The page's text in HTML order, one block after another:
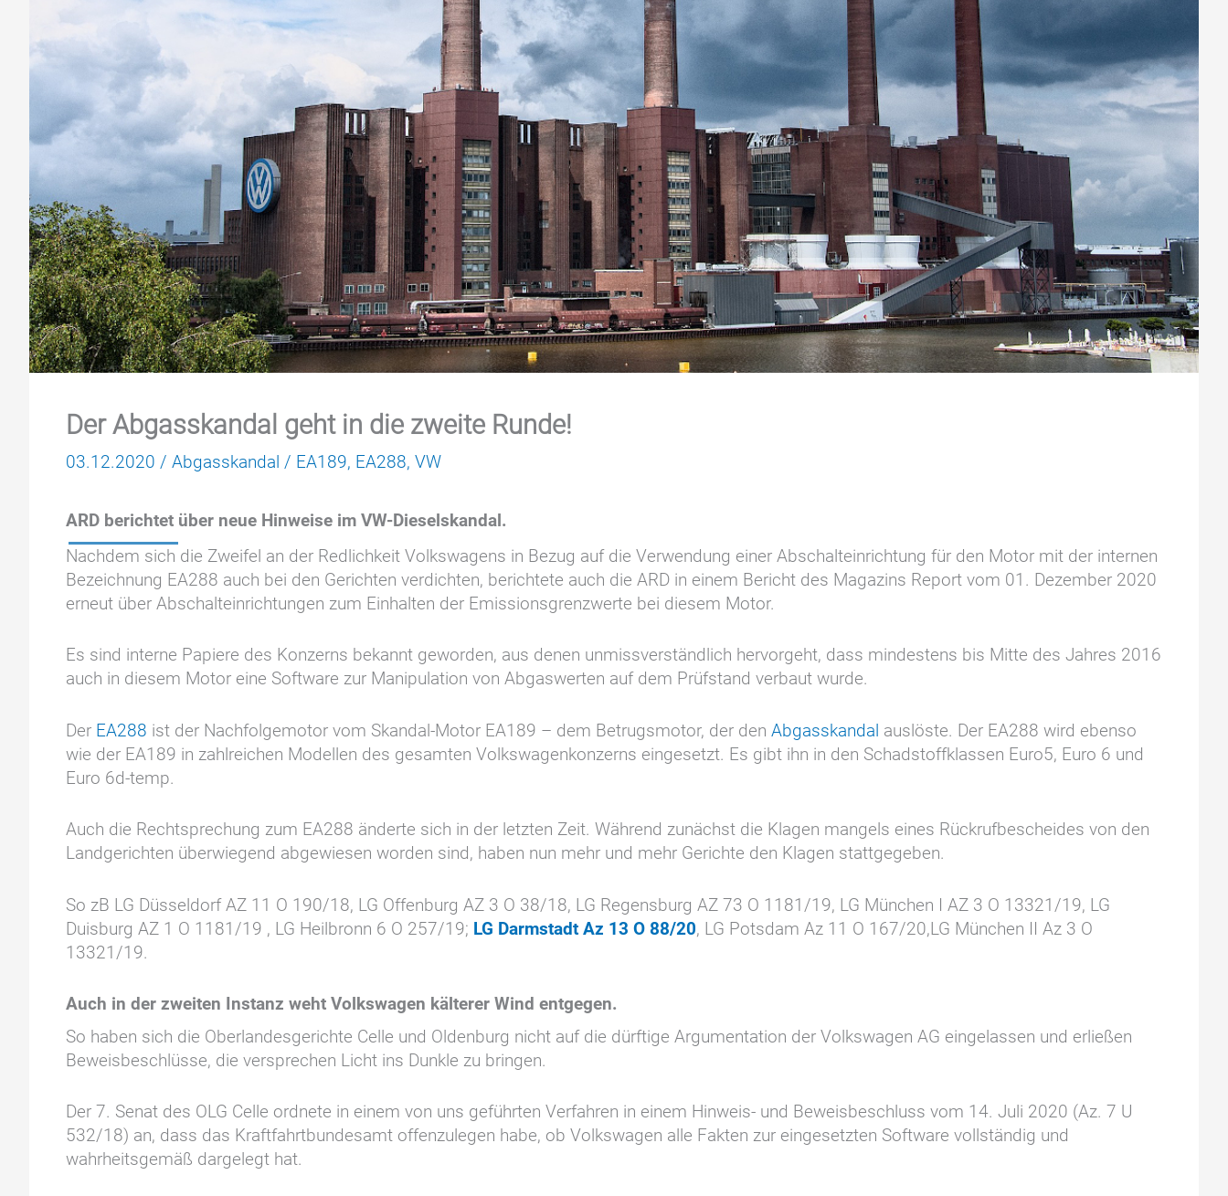
Der Abgasskandal geht in die zweite Runde!
03.12.2020 / Abgasskandal / EA189, EA288, VW
ARD berichtet über neue Hinweise im VW-Dieselskandal.
Nachdem sich die Zweifel an der Redlichkeit Volkswagens in Bezug auf die Verwendung einer Abschalteinrichtung für den Motor mit der internen
Bezeichnung EA288 auch bei den Gerichten verdichten, berichtete auch die ARD in einem Bericht des Magazins Report vom 01. Dezember 2020
erneut über Abschalteinrichtungen zum Einhalten der Emissionsgrenzwerte bei diesem Motor.
Es sind interne Papiere des Konzerns bekannt geworden, aus denen unmissverständlich hervorgeht, dass mindestens bis Mitte des Jahres 2016
auch in diesem Motor eine Software zur Manipulation von Abgaswerten auf dem Prüfstand verbaut wurde.
Der EA288 ist der Nachfolgemotor vom Skandal-Motor EA189 – dem Betrugsmotor, der den Abgasskandal auslöste. Der EA288 wird ebenso
wie der EA189 in zahlreichen Modellen des gesamten Volkswagenkonzerns eingesetzt. Es gibt ihn in den Schadstoffklassen Euro5, Euro 6 und
Euro 6d-temp.
Auch die Rechtsprechung zum EA288 änderte sich in der letzten Zeit. Während zunächst die Klagen mangels eines Rückrufbescheides von den
Landgerichten überwiegend abgewiesen worden sind, haben nun mehr und mehr Gerichte den Klagen stattgegeben.
So zB LG Düsseldorf AZ 11 O 190/18, LG Offenburg AZ 3 O 38/18, LG Regensburg AZ 73 O 1181/19, LG München I AZ 3 O 13321/19, LG
Duisburg AZ 1 O 1181/19 , LG Heilbronn 6 O 257/19; LG Darmstadt Az 13 O 88/20, LG Potsdam Az 11 O 167/20,LG München II Az 3 O
13321/19.
Auch in der zweiten Instanz weht Volkswagen kälterer Wind entgegen.
So haben sich die Oberlandesgerichte Celle und Oldenburg nicht auf die dürftige Argumentation der Volkswagen AG eingelassen und erließen
Beweisbeschlüsse, die versprechen Licht ins Dunkle zu bringen.
Der 7. Senat des OLG Celle ordnete in einem von uns geführten Verfahren in einem Hinweis- und Beweisbeschluss vom 14. Juli 2020 (Az. 7 U
532/18) an, dass das Kraftfahrtbundesamt offenzulegen habe, ob Volkswagen alle Fakten zur eingesetzten Software vollständig und
wahrheitsgemäß dargelegt hat.